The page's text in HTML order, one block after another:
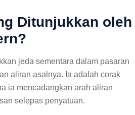
Ditunjukkan oleh
jeda sementara dalam pasaran
aliran asalnya. Ia adalah corak
ia mencadangkan arah aliran
selepas penyatuan.